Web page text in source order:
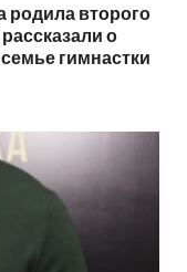
родила второго
о
гимнастки